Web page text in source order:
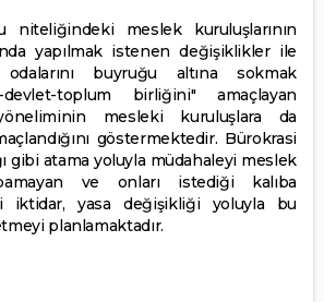
meslek kuruluşlarının
yapılmak istenen değişiklikler ile
buyruğu altına sokmak
toplum birliğini" amaçlayan
mesleki kuruluşlara da
göstermektedir. Bürokrasi
gibi atama yoluyla müdahaleyi meslek
ve onları istediği kalıba
iktidar, yasa değişikliği yoluyla bu
planlamaktadır.